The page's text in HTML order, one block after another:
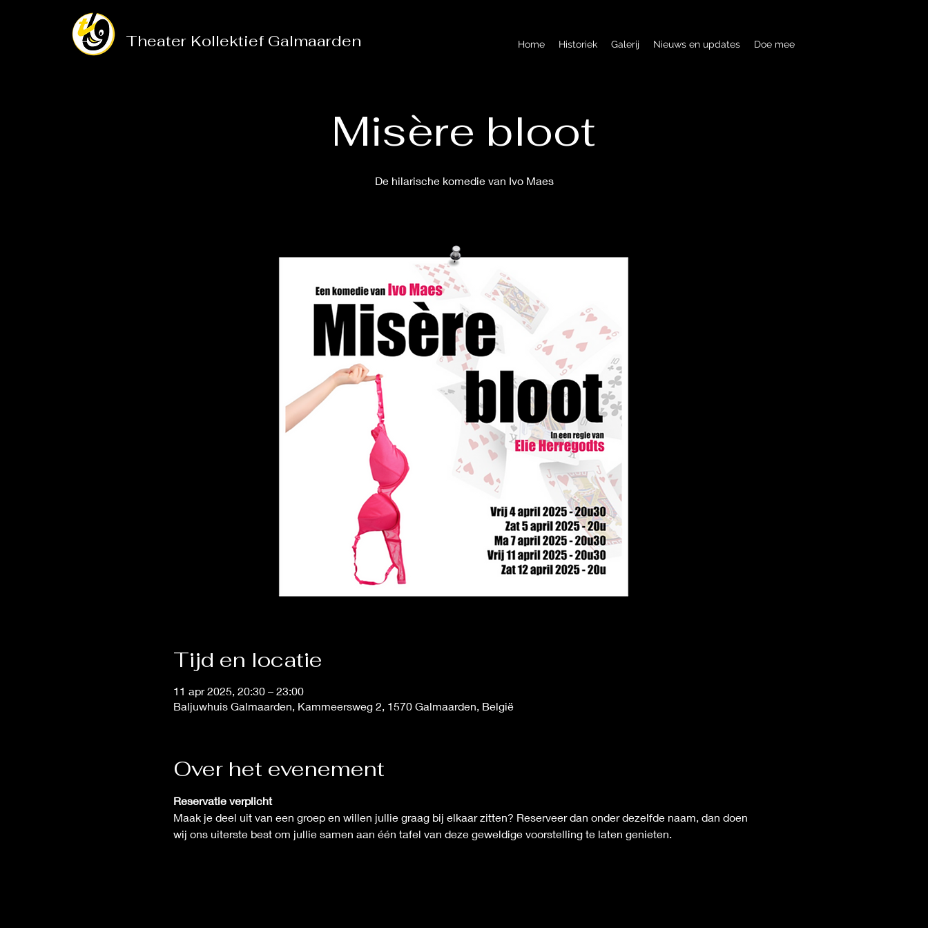
Theater KollektiefGalmaarden Home Historiek Galerij Nieuws en updates Doe mee
Misère bloot
De hilarische komedie van Ivo Maes
Tijd en locatie
11 apr 2025, 20:30 – 23:00
Baljuwhuis Galmaarden, Kammeersweg 2, 1570 Galmaarden, België
Over het evenement
Reservatie verplicht
Maak je deel uit van een groep en willen jullie graag bij elkaar zitten? Reserveer dan onder dezelfde naam, dan doen
wij ons uiterste best om jullie samen aan één tafel van deze geweldige voorstelling te laten genieten.